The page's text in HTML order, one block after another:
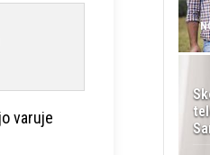
varuje